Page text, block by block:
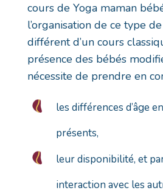
cours de Yoga maman
l’organisation de ce type
différent d’un cours
présence des bébés
nécessite de prendre en
les différences d’âge
présents,
leur disponibilité, et
interaction avec les